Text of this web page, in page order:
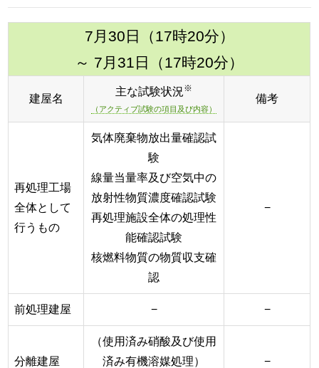
7月30日（17時20分）
～ 7月31日（17時20分）
建屋名
主な試験状況※
（アクティブ試験の項目及び内容）
備考
再処理工場
全体として
行うもの
気体廃棄物放出量確認試
験
線量当量率及び空気中の
放射性物質濃度確認試験
再処理施設全体の処理性
能確認試験
核燃料物質の物質収支確
認
−
前処理建屋 − −
分離建屋
（使用済み硝酸及び使用
済み有機溶媒処理）
−